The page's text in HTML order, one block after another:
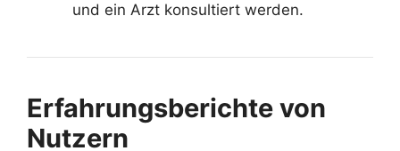
und ein Arzt konsultiert werden.
Erfahrungsberichte von
Nutzern